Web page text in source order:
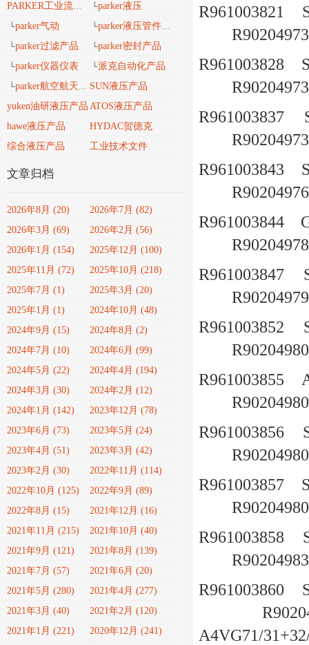
PARKER工业流体产品传动与控制 └parker液压
└parker气动 └parker液压管件接头
└parker过滤产品 └parker密封产品
└parker仪器仪表 └派克自动化产品
└parker航空航天、轨道交通、风电能产品
SUN液压产品
yuken油研液压产品 ATOS液压产品
hawe液压产品
HYDAC贺德克
综合液压产品
工业技术文件
文章归档
2026年8月 (20)
2026年7月 (82)
2026年3月 (69)
2026年2月 (56)
2026年1月 (154)
2025年12月 (100)
2025年11月 (72)
2025年10月 (218)
2025年7月 (1)
2025年3月 (20)
2025年1月 (1)
2024年10月 (48)
2024年9月 (15)
2024年8月 (2)
2024年7月 (10)
2024年6月 (99)
2024年5月 (22)
2024年4月 (194)
2024年3月 (30)
2024年2月 (12)
2024年1月 (142)
2023年12月 (78)
2023年6月 (73)
2023年5月 (24)
2023年4月 (51)
2023年3月 (42)
2023年2月 (30)
2022年11月 (114)
2022年10月 (125)
2022年9月 (89)
2022年8月 (15)
2021年12月 (16)
2021年11月 (215)
2021年10月 (40)
2021年9月 (121)
2021年8月 (139)
2021年7月 (57)
2021年6月 (20)
2021年5月 (280)
2021年4月 (277)
2021年3月 (40)
2021年2月 (120)
2021年1月 (221)
2020年12月 (241)
R961003821
R961003828
R961003837
R961003843
R961003844
R961003847
R961003852
R961003855
R961003856
R961003857
R961003858
R961003860
A4VG71/